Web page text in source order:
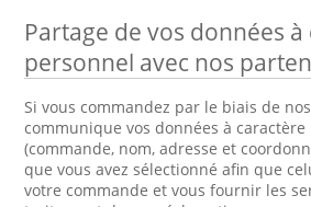
Partage de vos données
personnel avec nos
Si vous commandez par le biais de nos
communique vos données à
(commande, nom, adresse et
que vous avez sélectionné afin que
votre commande et vous fournir les